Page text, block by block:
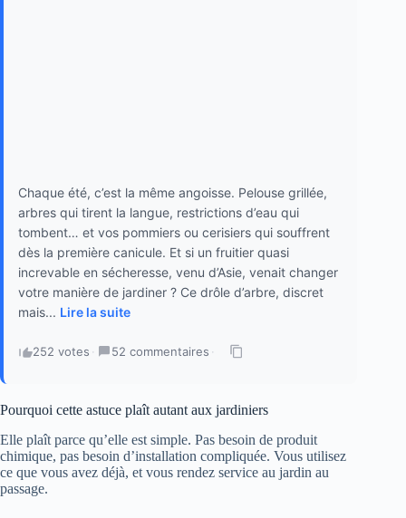
Chaque été, c’est la même angoisse. Pelouse grillée,
arbres qui tirent la langue, restrictions d’eau qui
tombent… et vos pommiers ou cerisiers qui souffrent
dès la première canicule. Et si un fruitier quasi
increvable en sécheresse, venu d’Asie, venait changer
votre manière de jardiner ? Ce drôle d’arbre, discret
mais... Lire la suite
252 votes · 52 commentaires ·
Pourquoi cette astuce plaît autant aux jardiniers
Elle plaît parce qu’elle est simple. Pas besoin de produit
chimique, pas besoin d’installation compliquée. Vous utilisez
ce que vous avez déjà, et vous rendez service au jardin au
passage.